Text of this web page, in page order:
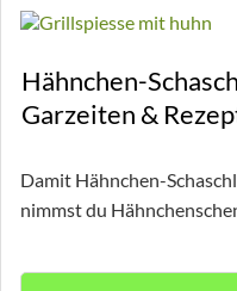
Hähnchen-
Garzeiten &
Damit Hähnchen-
nimmst du